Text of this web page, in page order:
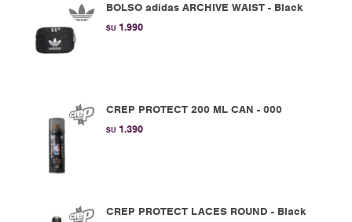
BOLSO adidas ARCHIVE WAIST - Black
$U 1.990
CREP PROTECT 200 ML CAN - 000
$U 1.390
CREP PROTECT LACES ROUND - Black